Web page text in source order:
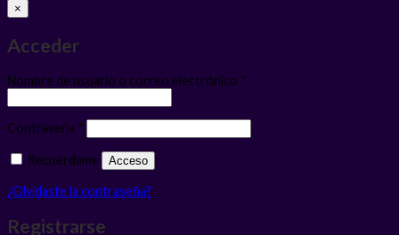
×
Acceder
Nombre de usuario o correo electrónico *
Contraseña *
Recuérdame Acceso
¿Olvidaste la contraseña?
Registrarse